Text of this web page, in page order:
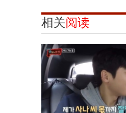
相关阅读